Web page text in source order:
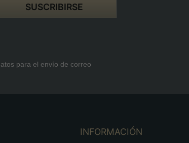
para el envío de correo
INFORMACIÓN